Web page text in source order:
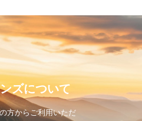
ズについて
方からご利用いただ